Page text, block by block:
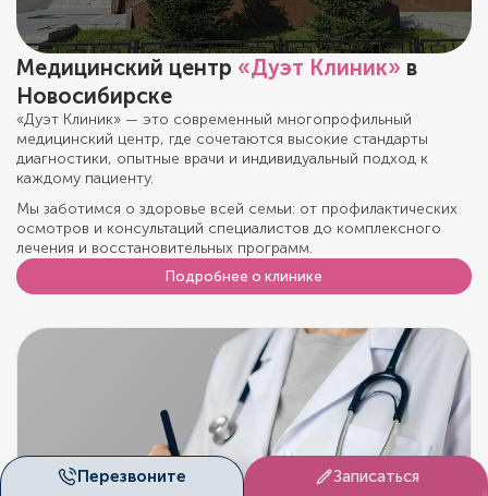
Перезвоните Записаться
Медицинский центр «Дуэт Клиник» в
Новосибирске
«Дуэт Клиник» — это современный многопрофильный
медицинский центр, где сочетаются высокие стандарты
диагностики, опытные врачи и индивидуальный подход к
каждому пациенту.
Мы заботимся о здоровье всей семьи: от профилактических
осмотров и консультаций специалистов до комплексного
лечения и восстановительных программ.
Подробнее о клинике